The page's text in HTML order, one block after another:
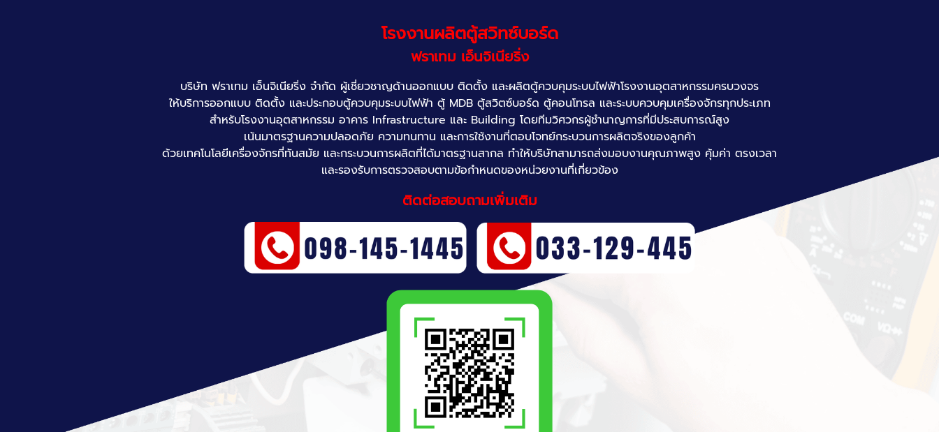
โรงงานผลิตตู้สวิทซ์บอร์ด
ฟราเทม เอ็นจิเนียริ่ง
บริษัท ฟราเทม เอ็นจิเนียริ่ง จำกัด ผู้เชี่ยวชาญด้านออกแบบ ติดตั้ง และผลิตตู้ควบคุมระบบไฟฟ้าโรงงานอุตสาหกรรมครบวงจร
ให้บริการออกแบบ ติดตั้ง และประกอบตู้ควบคุมระบบไฟฟ้า ตู้ MDB ตู้สวิตซ์บอร์ด ตู้คอนโทรล และระบบควบคุมเครื่องจักรทุกประเภท
สำหรับโรงงานอุตสาหกรรม อาคาร Infrastructure และ Building โดยทีมวิศวกรผู้ชำนาญการที่มีประสบการณ์สูง
เน้นมาตรฐานความปลอดภัย ความทนทาน และการใช้งานที่ตอบโจทย์กระบวนการผลิตจริงของลูกค้า
ด้วยเทคโนโลยีเครื่องจักรที่ทันสมัย และกระบวนการผลิตที่ได้มาตรฐานสากล ทำให้บริษัทสามารถส่งมอบงานคุณภาพสูง คุ้มค่า ตรงเวลา
และรองรับการตรวจสอบตามข้อกำหนดของหน่วยงานที่เกี่ยวข้อง
ติดต่อสอบถามเพิ่มเติม